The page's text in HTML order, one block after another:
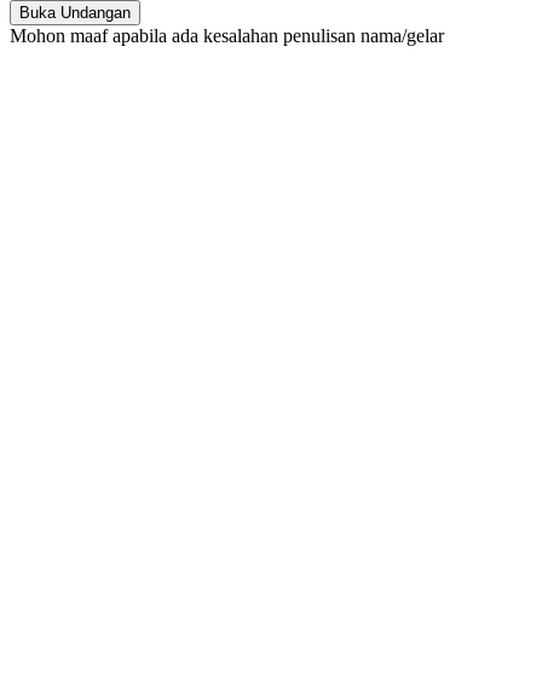
Buka Undangan
Mohon maaf apabila ada kesalahan penulisan nama/gelar